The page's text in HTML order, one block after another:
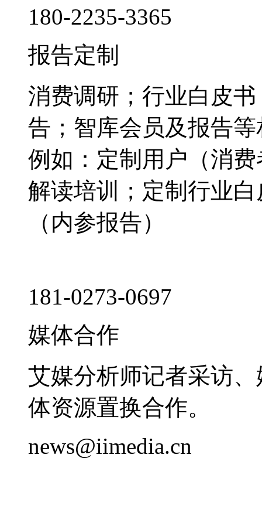
180-2235-3365
报告定制
消费调研；行业白皮
告；智库会员及报告
例如：定制用户（消
解读培训；定制行业
（内参报告）
181-0273-0697
媒体合作
艾媒分析师记者采访
体资源置换合作。
news@iimedia.cn